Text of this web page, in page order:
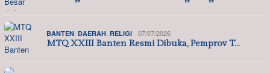
BANTEN DAERAH RELIGI 07/07/2026
MTQ XXIII Banten Resmi Dibuka, Pemprov T…